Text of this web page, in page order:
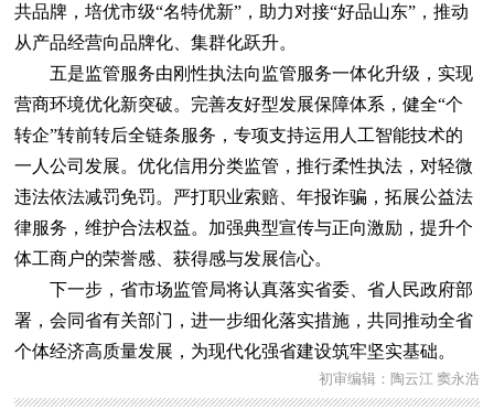
共品牌，培优市级“名特优新”，助力对接“好品山东”，推动
从产品经营向品牌化、集群化跃升。
五是监管服务由刚性执法向监管服务一体化升级，实现
营商环境优化新突破。完善友好型发展保障体系，健全“个
转企”转前转后全链条服务，专项支持运用人工智能技术的
一人公司发展。优化信用分类监管，推行柔性执法，对轻微
违法依法减罚免罚。严打职业索赔、年报诈骗，拓展公益法
律服务，维护合法权益。加强典型宣传与正向激励，提升个
体工商户的荣誉感、获得感与发展信心。
下一步，省市场监管局将认真落实省委、省人民政府部
署，会同省有关部门，进一步细化落实措施，共同推动全省
个体经济高质量发展，为现代化强省建设筑牢坚实基础。
初审编辑：陶云江 窦永浩